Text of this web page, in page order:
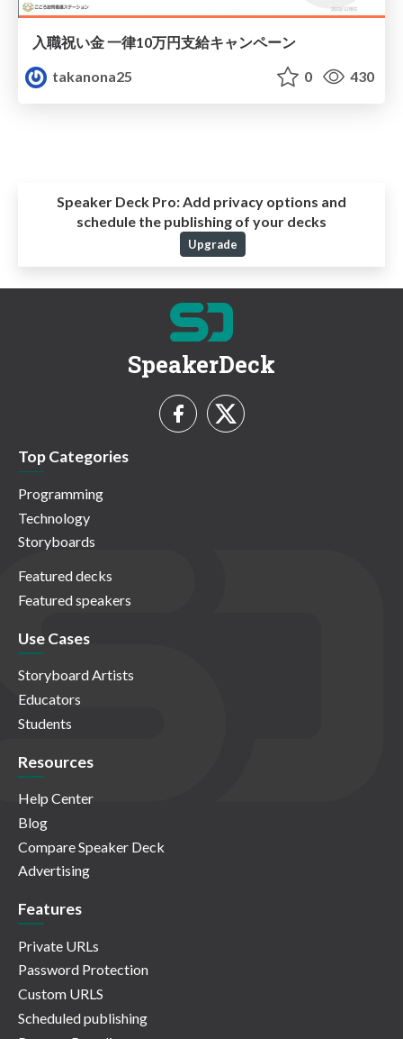
入職祝い金 一律10万円支給キャンペーン
takanona25
0 430
Speaker Deck Pro:Add privacy options and
schedule the publishing of your decks
Upgrade
SpeakerDeck
Top Categories
Programming
Technology
Storyboards
Featured decks
Featured speakers
Use Cases
Storyboard Artists
Educators
Students
Resources
Help Center
Blog
Compare Speaker Deck
Advertising
Features
Private URLs
Password Protection
Custom URLS
Scheduled publishing